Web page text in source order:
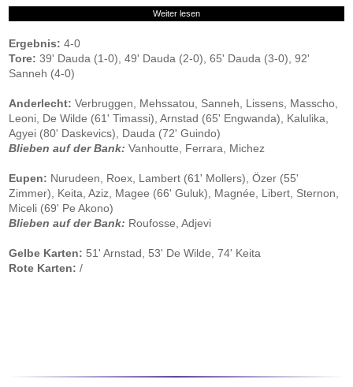
Weiter lesen
Ergebnis: 4-0
Tore: 39' Dauda (1-0), 49' Dauda (2-0), 65' Dauda (3-0), 92'
Sanneh (4-0)
Anderlecht: Verbruggen, Mehssatou, Sanneh, Lissens, Masscho,
Leoni, De Wilde (61' Timassi), Arnstad (65' Engwanda), Kalulika,
Agyei (80' Daskevics), Dauda (72' Guindo)
Blieben auf der Bank: Vanhoutte, Ferrara, Michez
Eupen: Nurudeen, Roex, Lambert (61' Mollers), Özer (55'
Zimmer), Keita, Aziz, Magee (66' Guluk), Magnée, Libert, Sternon,
Miceli (69' Pe Akono)
Blieben auf der Bank: Roufosse, Adjevi
Gelbe Karten: 51' Arnstad, 53' De Wilde, 74' Keita
Rote Karten: /